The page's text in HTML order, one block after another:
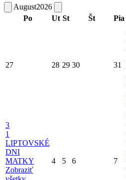
August2026
Po
Ut St Št Pia
27 28 29 30 31
3
1
LIPTOVSKÉ
DNI
MATKY
Zobraziť
4 5 6 7